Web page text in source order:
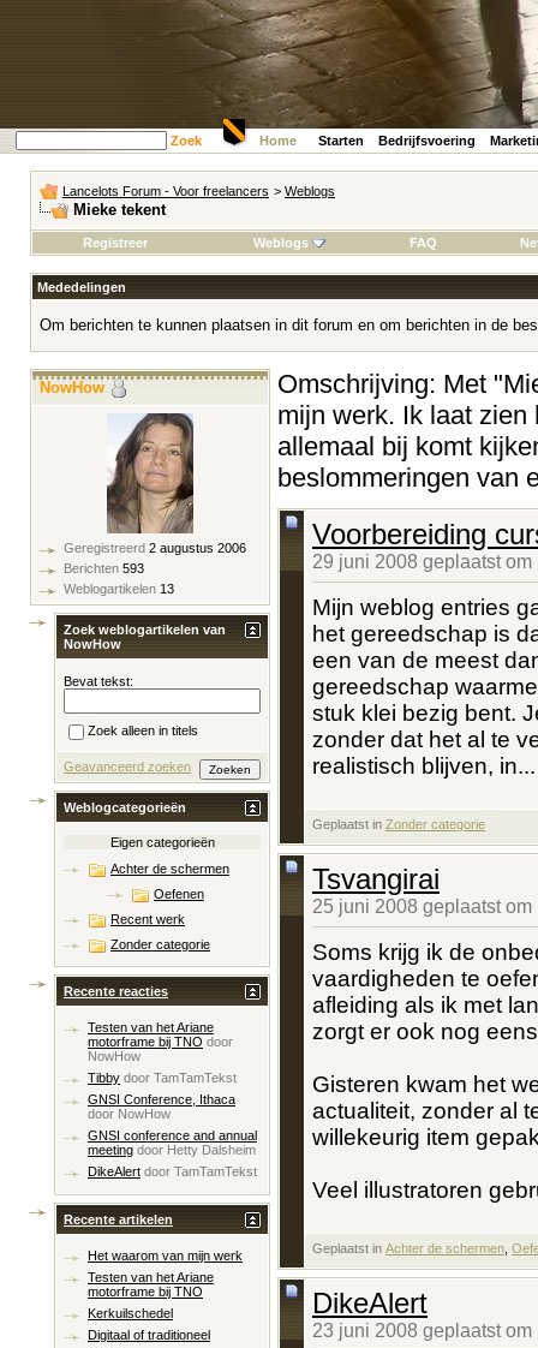
Zoek Home Starten Bedrijfsvoering
Lancelots Forum - Voor freelancers > Weblogs
Mieke tekent
Registreer Weblogs FAQ
Mededelingen
Om berichten te kunnen plaatsen in dit forum en om berichten in de
Omschrijving: Met
mijn werk. Ik laat
allemaal bij komt
beslommeringen van
Voorbereiding
29 juni 2008 geplaatst
Mijn weblog entries
het gereedschap is
een van de meest
gereedschap
stuk klei bezig bent.
zonder dat het al te
realistisch blijven, in...
Geplaatst in Zonder categorie
Tsvangirai
25 juni 2008 geplaatst
Soms krijg ik de
vaardigheden te
afleiding als ik met
zorgt er ook nog
Gisteren kwam het
actualiteit, zonder al
willekeurig item
Veel illustratoren
Geplaatst in Achter de schermen
DikeAlert
23 juni 2008 geplaatst
NowHow
Geregistreerd 2 augustus 2006
Berichten 593
Weblogartikelen 13
Zoek weblogartikelen van
NowHow
Bevat tekst:
Zoek alleen in titels
Geavanceerd zoeken
Weblogcategorieën
Eigen categorieën
Achter de schermen
Oefenen
Recent werk
Zonder categorie
Recente reacties
Testen van het Ariane
motorframe bij TNO door
NowHow
Tibby door TamTamTekst
GNSI Conference, Ithaca
door NowHow
GNSI conference and annual
meeting door Hetty Dalsheim
DikeAlert door TamTamTekst
Recente artikelen
Het waarom van mijn werk
Testen van het Ariane
motorframe bij TNO
Kerkuilschedel
Digitaal of traditioneel